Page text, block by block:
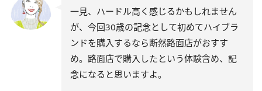
一見、ハードル高く感じるかもしれません
が、今回30歳の記念として初めてハイブラ
ンドを購入するなら断然路面店がおすす
め。路面店で購入したという体験含め、記
念になると思いますよ。